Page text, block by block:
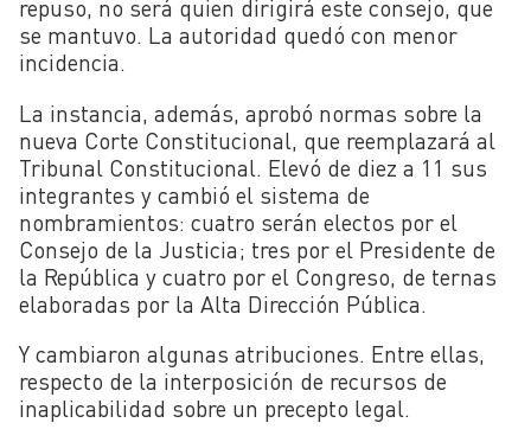
repuso, no será quien dirigirá este consejo, que
se mantuvo. La autoridad quedó con menor
incidencia.
La instancia, además, aprobó normas sobre la
nueva Corte Constitucional, que reemplazará al
Tribunal Constitucional. Elevó de diez a 11 sus
integrantes y cambió el sistema de
nombramientos: cuatro serán electos por el
Consejo de la Justicia; tres por el Presidente de
la República y cuatro por el Congreso, de ternas
elaboradas por la Alta Dirección Pública.
Y cambiaron algunas atribuciones. Entre ellas,
respecto de la interposición de recursos de
inaplicabilidad sobre un precepto legal.